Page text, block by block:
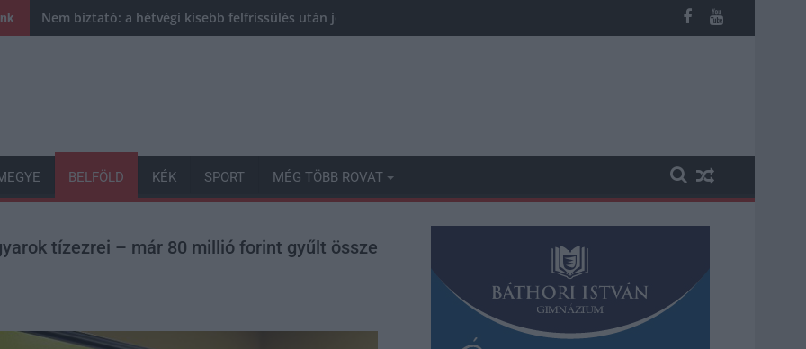
Nem biztató: a hétvégi kisebb felfrissülés után jövő héten megint visszatér a forróság, újra rekkenő hőség jön, akár 38
BELFÖLD KÉK SPORT MÉG TÖBB ROVAT
tízezrei – már 80 millió forint gyűlt össze